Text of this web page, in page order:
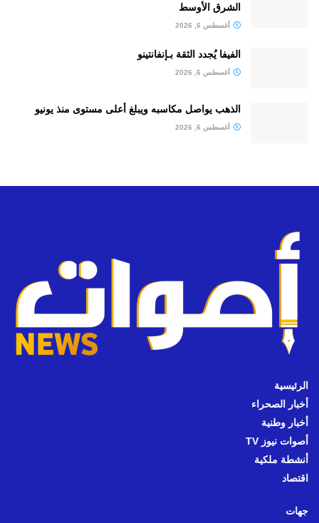
الشرق الأوسط
أغسطس 6, 2026
الفيفا يُجدد الثقة بـإنفانتينو
أغسطس 6, 2026
الذهب يواصل مكاسبه ويبلغ أعلى مستوى منذ يونيو
أغسطس 6, 2026
الرئيسية
أخبار الصحراء
أخبار وطنية
أصوات نيوز TV
أنشطة ملكية
اقتصاد
جهات